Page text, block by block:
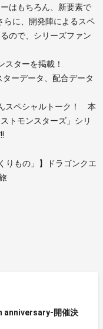
はもちろん、新要素で
に、開発陣によるスペ
ので、シリーズファン
スターを掲載！
ーデータ、配合データ
スペシャルトーク！ 本
トモンスターズ」シリ
りもの」】ドラゴンクエ
anniversary-開催決